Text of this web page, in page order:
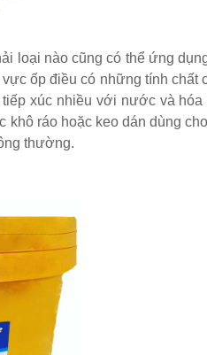
loại nào cũng có thể ứng
ốp điều có những tính chất
xúc nhiều với nước và hóa
ráo hoặc keo dán dùng
thường.